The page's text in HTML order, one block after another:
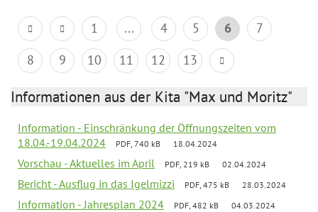
1 ... 4 5 6
7
8
9 10 11 12 13
Informationen aus der Kita "Max und Moritz"
Information - Einschränkung der Öffnungszeiten vom
18.04.-19.04.2024
PDF, 740 kB 18.04.2024
Vorschau - Aktuelles im April PDF, 219 kB 02.04.2024
Bericht - Ausflug in das Igelmizzi PDF, 475 kB 28.03.2024
Information - Jahresplan 2024 PDF, 482 kB 04.03.2024